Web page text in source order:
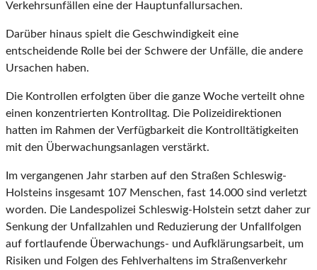
Verkehrsunfällen eine der Hauptunfallursachen.
Darüber hinaus spielt die Geschwindigkeit eine
entscheidende Rolle bei der Schwere der Unfälle, die andere
Ursachen haben.
Die Kontrollen erfolgten über die ganze Woche verteilt ohne
einen konzentrierten Kontrolltag. Die Polizeidirektionen
hatten im Rahmen der Verfügbarkeit die Kontrolltätigkeiten
mit den Überwachungsanlagen verstärkt.
Im vergangenen Jahr starben auf den Straßen Schleswig-
Holsteins insgesamt 107 Menschen, fast 14.000 sind verletzt
worden. Die Landespolizei Schleswig-Holstein setzt daher zur
Senkung der Unfallzahlen und Reduzierung der Unfallfolgen
auf fortlaufende Überwachungs- und Aufklärungsarbeit, um
Risiken und Folgen des Fehlverhaltens im Straßenverkehr